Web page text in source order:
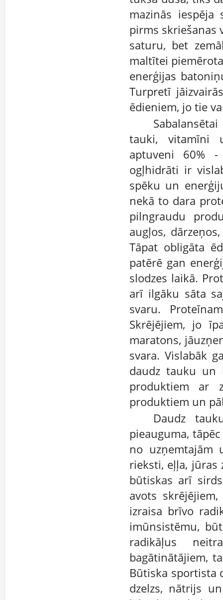
mazinās iespēja
pirms skriešanas
saturu, bet
maltītei
enerģijas
Turpretī
ēdieniem, jo tie
tauki, vitamīni
aptuveni 60%
ogļhidrāti ir
spēku un
nekā to dara
pilngraudu
augļos,
Tāpat obligāta
patērē gan
slodzes laikā.
arī ilgāku sāta
svaru.
Skrējējiem, jo
maratons,
svara. Vislabāk
daudz tauku un
produktiem ar
produktiem un
Daudz
pieauguma,
no uzņemtajām
rieksti, eļļa, jūras
būtiskas arī
avots
izraisa brīvo
imūnsistēmu,
radikāļus
bagātinātājiem,
Būtiska sportista
dzelzs, nātrijs